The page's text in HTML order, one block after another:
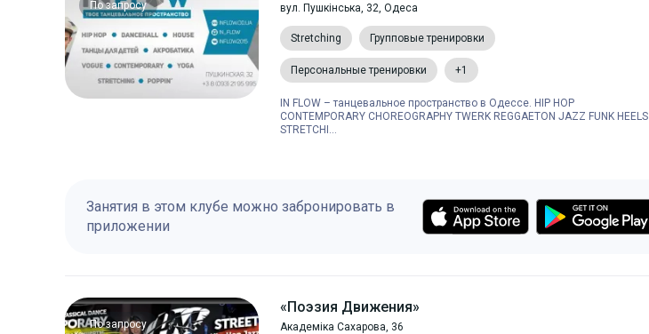
По запросу вул. Пушкінська, 32, Одеса
Stretching Групповые тренировки
Персональные тренировки +1
IN FLOW – танцевальное пространство в Одессе. HIP HOP
CONTEMPORARY CHOREOGRAPHY TWERK REGGAETON JAZZ FUNK HEELS
STRETCHI...
Занятия в этом клубе можно забронировать в
приложении
По запросу
«Поэзия Движения»
Академіка Сахарова, 36